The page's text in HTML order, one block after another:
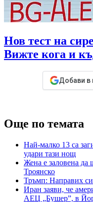
Нов тест на
Вижте кога и
Добави в
Още по темата
Най-малко 13 са
удари тази нощ
Жена е заловена да
Троянско
Тръмп: Направих си
Иран заяви, че
АЕЦ „Бушер”, в